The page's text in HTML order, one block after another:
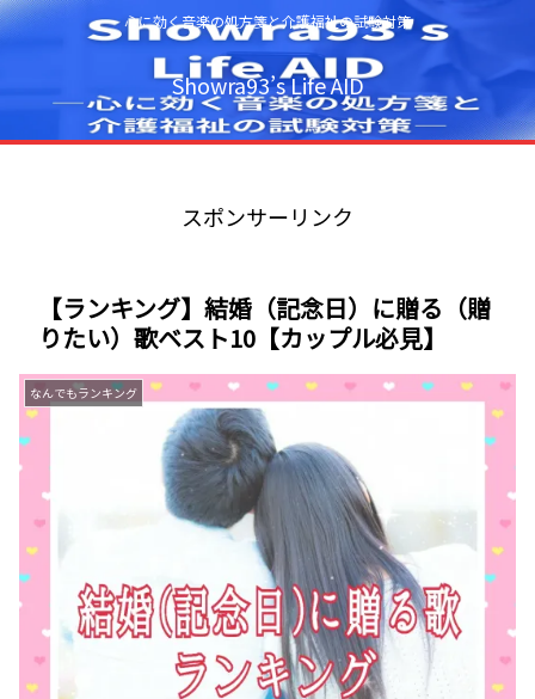
心に効く音楽の処方箋と介護福祉の試験対策
Showra93’s Life AID
スポンサーリンク
【ランキング】結婚（記念日）に贈る（贈
りたい）歌ベスト10【カップル必見】
なんでもランキング